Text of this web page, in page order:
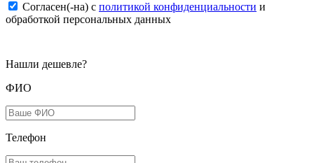
Согласен(-на) c политикой конфиденциальности и
обработкой персональных данных
Нашли дешевле?
ФИО
Телефон